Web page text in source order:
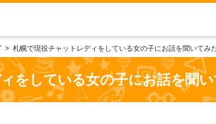
札幌で現役チャットレディをしている女の子にお話を聞いてみ
をしている女の子にお話を聞